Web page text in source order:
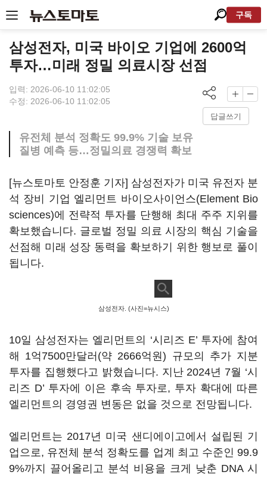
구독
삼성전자, 미국 바이오 기업에 2600억
투자…미래 정밀 의료시장 선점
입력: 2026-06-10 11:02:05
수정: 2026-06-10 11:02:05
답글쓰기
유전체 분석 정확도 99.9% 기술 보유
질병 예측 등…정밀의료 경쟁력 확보
[뉴스토마토 안정훈 기자] 삼성전자가 미국 유전자 분
석 장비 기업 엘리먼트 바이오사이언스(Element Bio
sciences)에 전략적 투자를 단행해 최대 주주 지위를
확보했습니다. 글로벌 정밀 의료 시장의 핵심 기술을
선점해 미래 성장 동력을 확보하기 위한 행보로 풀이
됩니다.
삼성전자. (사진=뉴시스)
10일 삼성전자는 엘리먼트의 ‘시리즈 E’ 투자에 참여
해 1억7500만달러(약 2666억원) 규모의 추가 지분
투자를 집행했다고 밝혔습니다. 지난 2024년 7월 ‘시
리즈 D’ 투자에 이은 후속 투자로, 투자 확대에 따른
엘리먼트의 경영권 변동은 없을 것으로 전망됩니다.
엘리먼트는 2017년 미국 샌디에이고에서 설립된 기
업으로, 유전체 분석 정확도를 업계 최고 수준인 99.9
9%까지 끌어올리고 분석 비용을 크게 낮춘 DNA 시